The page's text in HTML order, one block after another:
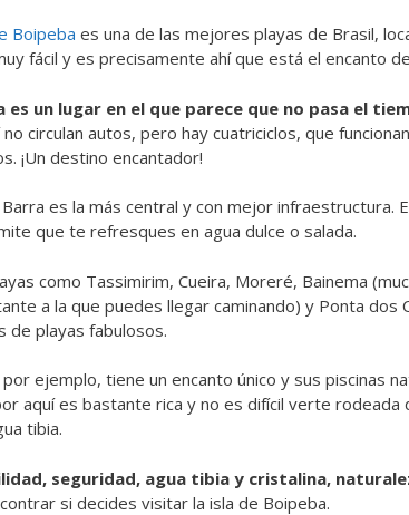
Boipeba es una de las mejores playas de Brasil,
fácil y es precisamente ahí que está el encanto
es un lugar en el que parece que no pasa el
no circulan autos, pero hay cuatriciclos, que
¡Un destino encantador!
es la más central y con mejor infraestructura.
que te refresques en agua dulce o salada.
como Tassimirim, Cueira, Moreré, Bainema
a la que puedes llegar caminando) y Ponta
de playas fabulosos.
ejemplo, tiene un encanto único y sus piscinas
aquí es bastante rica y no es difícil verte
tibia.
seguridad, agua tibia y cristalina,
si decides visitar la isla de Boipeba.